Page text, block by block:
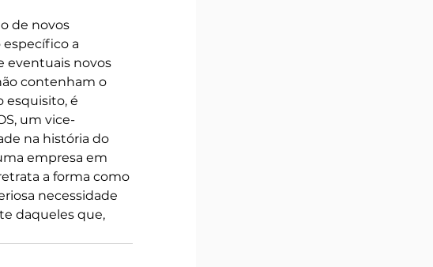
de novos
a
eventuais novos
contenham o
esquisito, é
um vice-
na história do
empresa em
a forma como
necessidade
daqueles que,